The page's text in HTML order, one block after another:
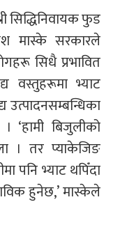
सिद्धिनिवायक फुड
मास्के सरकारले
सिधै प्रभावित
वस्तुहरूमा भ्याट
उत्पादनसम्बन्धिका
‘हामी बिजुलीको
। तर प्याकेजिङ
पनि भ्याट थपिँदा
हुनेछ,’ मास्केले